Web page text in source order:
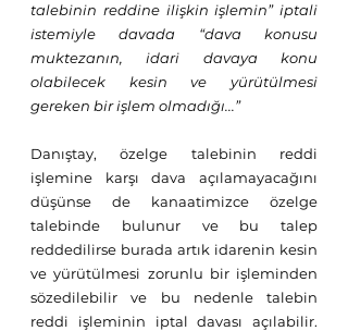
talebinin reddine ilişkin işlemin” iptali
istemiyle davada “dava konusu
muktezanın, idari davaya konu
olabilecek kesin ve yürütülmesi
gereken bir işlem olmadığı...”
Danıştay, özelge talebinin reddi
işlemine karşı dava açılamayacağını
düşünse de kanaatimizce özelge
talebinde bulunur ve bu talep
reddedilirse burada artık idarenin kesin
ve yürütülmesi zorunlu bir işleminden
sözedilebilir ve bu nedenle talebin
reddi işleminin iptal davası açılabilir.